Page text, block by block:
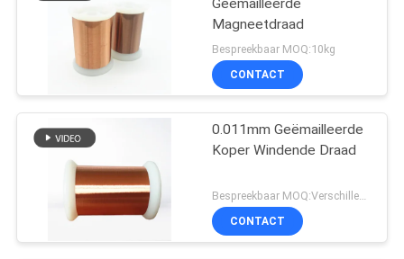
Geëmailleerde
Magneetdraad
Bespreekbaar MOQ:10kg
CONTACT
0.011mm Geëmailleerde
Koper Windende Draad
CONTACT